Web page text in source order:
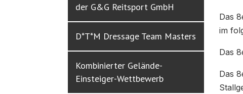
der G&G Reitsport GmbH
D*T*M Dressage Team Masters
Kombinierter Gelände-
Einsteiger-Wettbewerb
Das
im
Das
Das